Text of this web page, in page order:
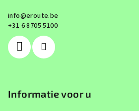
info@eroute.be
+31 6 8705 5100
Informatie voor u